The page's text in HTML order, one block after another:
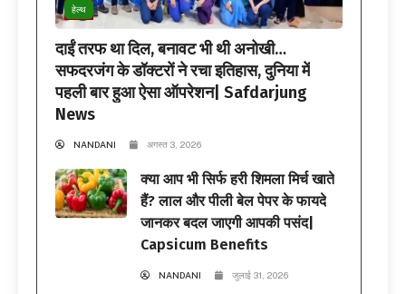
हेल्थ
दाईं तरफ था दिल, बनावट भी थी अनोखी…
सफदरजंग के डॉक्टरों ने रचा इतिहास, दुनिया में
पहली बार हुआ ऐसा ऑपरेशन| Safdarjung
News
NANDANI अगस्त 3, 2026
क्या आप भी सिर्फ हरी शिमला मिर्च खाते
हैं? लाल और पीली बेल पेपर के फायदे
जानकर बदल जाएगी आपकी पसंद|
Capsicum Benefits
NANDANI जुलाई 31, 2026